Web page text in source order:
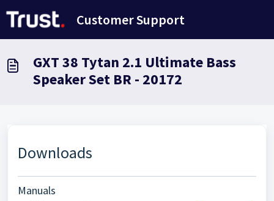
Customer Support
GXT 38 Tytan 2.1 Ultimate Bass
Speaker Set BR - 20172
Downloads
Manuals